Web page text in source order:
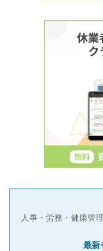
人事・労務・健康管
最新